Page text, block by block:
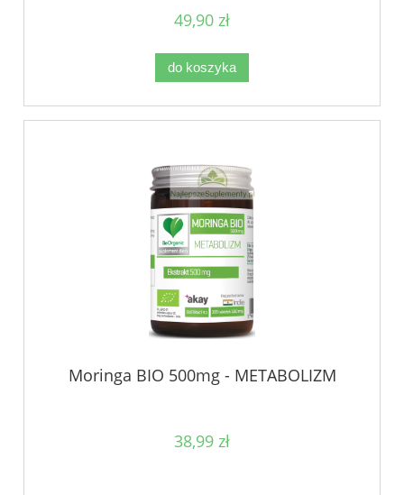
49,90 zł
do koszyka
Moringa BIO 500mg - METABOLIZM
38,99 zł